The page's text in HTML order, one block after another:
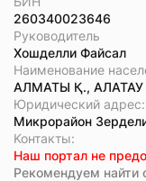
260340023646
Руководитель
Хошделли Файсал
Наименование
АЛМАТЫ Қ.,
Юридический адрес:
Микрорайон
Koнтaкты:
Наш портал не
Рекомендуем найти